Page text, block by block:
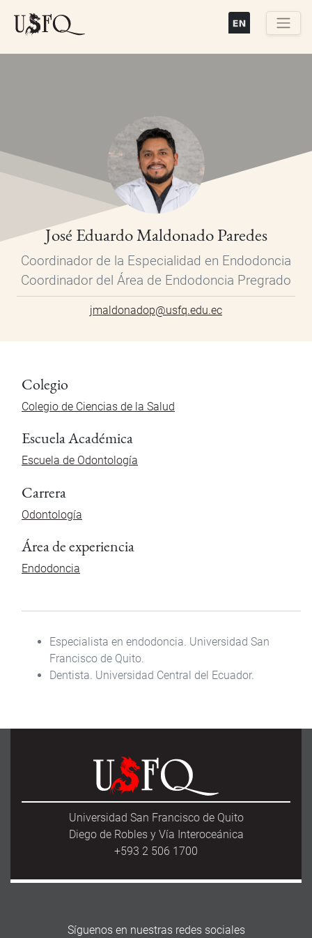
José Eduardo Maldonado Paredes
Coordinador de la Especialidad en Endodoncia
Coordinador del Área de Endodoncia Pregrado
jmaldonadop@usfq.edu.ec
Colegio
Colegio de Ciencias de la Salud
Escuela Académica
Escuela de Odontología
Carrera
Odontología
Área de experiencia
Endodoncia
Especialista en endodoncia. Universidad San
Francisco de Quito.
Dentista. Universidad Central del Ecuador.
Universidad San Francisco de Quito
Diego de Robles y Vía Interoceánica
+593 2 506 1700
Síguenos en nuestras redes sociales